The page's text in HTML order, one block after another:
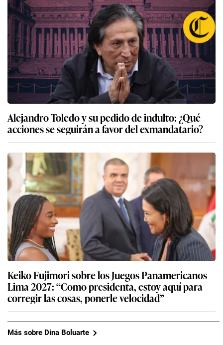
Alejandro Toledo y su pedido de indulto: ¿Qué
acciones se seguirán a favor del exmandatario?
Keiko Fujimori sobre los Juegos Panamericanos
Lima 2027: “Como presidenta, estoy aquí para
corregir las cosas, ponerle velocidad”
Más sobre Dina Boluarte